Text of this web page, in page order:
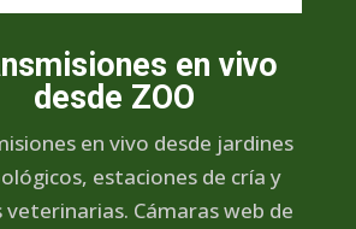
en vivo
desde ZOO
en vivo desde jardines
estaciones de cría y
veterinarias. Cámaras web de